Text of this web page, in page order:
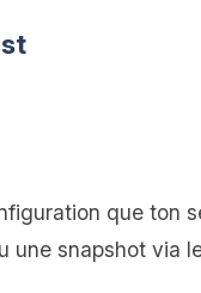
que ton
une snapshot via